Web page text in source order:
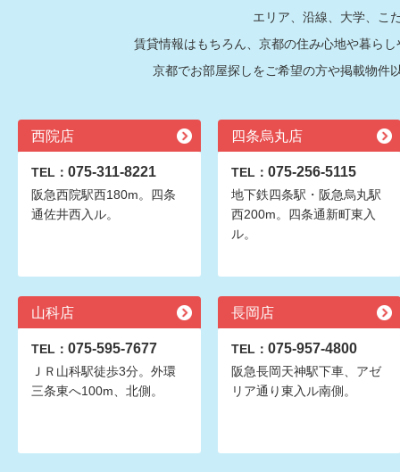
エリア、沿線、大学、こ
賃貸情報はもちろん、京都の住み心地や暮ら
京都でお部屋探しをご希望の方や掲載物件
西院店
TEL： 075-311-8221
阪急西院駅西180m。四条
通佐井西入ル。
四条烏丸店
TEL： 075-256-5115
地下鉄四条駅・阪急烏丸駅
西200m。四条通新町東入
ル。
山科店
TEL： 075-595-7677
ＪＲ山科駅徒歩3分。外環
三条東へ100m、北側。
長岡店
TEL： 075-957-4800
阪急長岡天神駅下車、アゼ
リア通り東入ル南側。